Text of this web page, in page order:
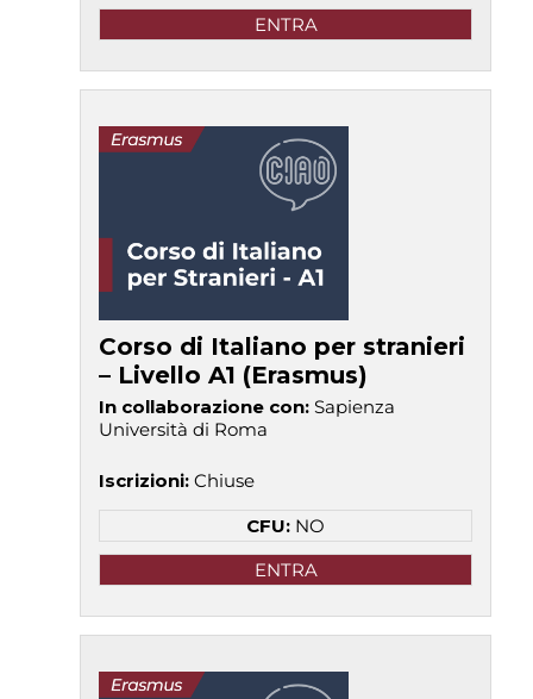
ENTRA
Corso di Italiano per stranieri
– Livello A1 (Erasmus)
In collaborazione con: Sapienza
Università di Roma
Iscrizioni: Chiuse
CFU: NO
ENTRA